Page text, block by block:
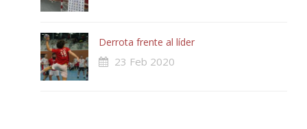
Derrota frente al líder
23 Feb 2020